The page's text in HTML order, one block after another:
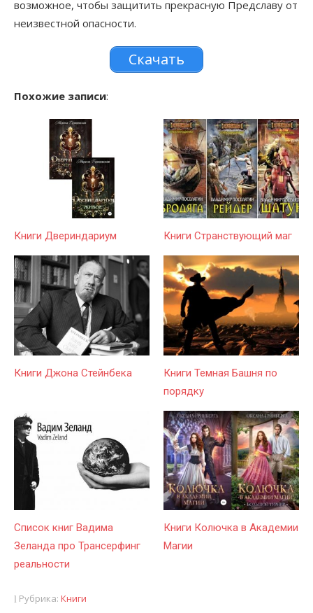
возможное, чтобы защитить прекрасную Предславу от
неизвестной опасности.
Скачать
Похожие записи:
Книги Двериндариум Книги Странствующий маг
Книги Джона Стейнбека
Книги Темная Башня по
порядку
Список книг Вадима
Зеланда про Трансерфинг
реальности
Книги Колючка в Академии
Магии
Рубрика: Книги